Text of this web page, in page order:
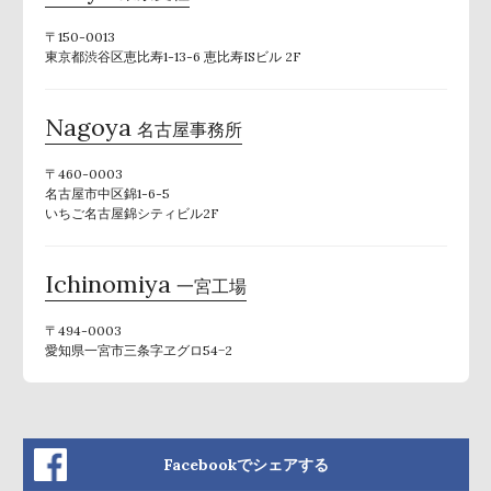
〒150-0013
東京都渋谷区恵比寿1-13-6 恵比寿ISビル 2F
Nagoya 名古屋事務所
〒460-0003
名古屋市中区錦1-6-5
いちご名古屋錦シティビル2F
Ichinomiya 一宮工場
〒494-0003
愛知県一宮市三条字ヱグロ54−2
Facebookでシェアする